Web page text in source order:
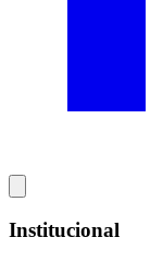
Institucional